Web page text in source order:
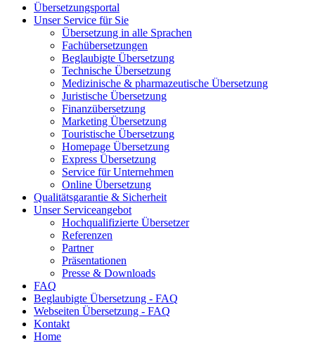
Übersetzungsportal
Unser Service für Sie
Übersetzung in alle Sprachen
Fachübersetzungen
Beglaubigte Übersetzung
Technische Übersetzung
Medizinische & pharmazeutische Übersetzung
Juristische Übersetzung
Finanzübersetzung
Marketing Übersetzung
Touristische Übersetzung
Homepage Übersetzung
Express Übersetzung
Service für Unternehmen
Online Übersetzung
Qualitätsgarantie & Sicherheit
Unser Serviceangebot
Hochqualifizierte Übersetzer
Referenzen
Partner
Präsentationen
Presse & Downloads
FAQ
Beglaubigte Übersetzung - FAQ
Webseiten Übersetzung - FAQ
Kontakt
Home